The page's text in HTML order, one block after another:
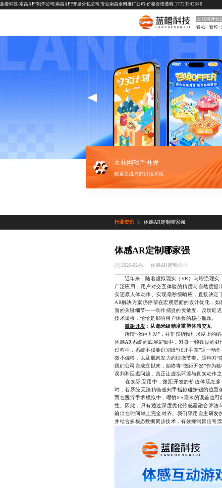
蓝橙科技-南昌APP制作公司|南昌APP开发外包公司|专业南昌全网推广公司-价格合理透明:17723342546
互联网开发
省心·省时
互联网软件开发
精通主流与前沿技术栈
行业资讯 > 体感AR定制哪家强
体感AR定制哪家强
2026-02-01 体感AR定制公司
近年来，随着虚拟现实（VR）与增强现实
广泛应用，用户对交互体验的精度与自然度
实还原人体动作、实现毫秒级响应，直接决
AR解决方案仍停留在宏观层面的设计优化，
面的关键细节——动作捕捉的灵敏度、反馈延
技术短板，恰恰是影响用户体验的核心瓶颈。
微距开发 ：从毫米级精度重塑体感交互
所谓“微距开发”，并非仅指物理尺度上的缩
体感AR系统的底层逻辑中，对每一帧数据的
过程中，系统不仅要识别出“张开手掌”这一动
微小偏移，以及肌肉发力的细微节奏。这种对
我们公司自成立以来，始终将“微距开发”作为
误判和延迟问题，真正让虚拟环境与真实动作
在实际应用中，微距开发的价值体现在多
时，若系统无法精确感知手指触碰按钮的位
而在医疗手术模拟中，哪怕0.5毫米的误差也
性。因此，只有通过深度优化传感器融合算
输出在时间轴上完全对齐。我们采用自主研
并结合多模态数据同步技术，有效抑制因信号